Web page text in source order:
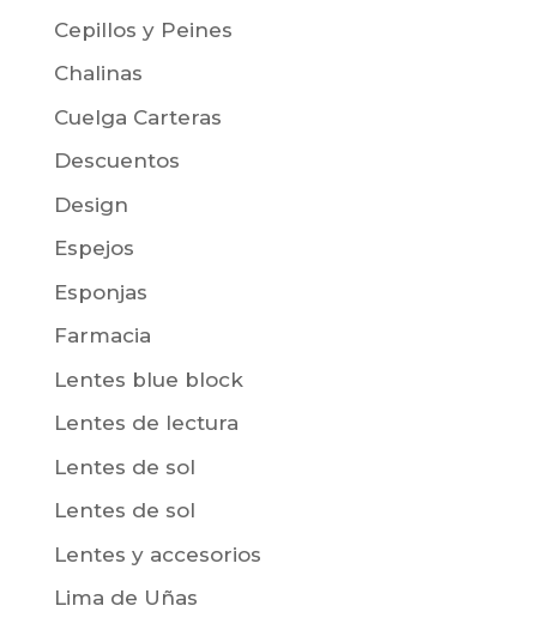
Cepillos y Peines
Chalinas
Cuelga Carteras
Descuentos
Design
Espejos
Esponjas
Farmacia
Lentes blue block
Lentes de lectura
Lentes de sol
Lentes de sol
Lentes y accesorios
Lima de Uñas